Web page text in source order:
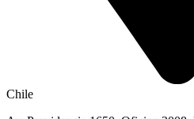
Chile